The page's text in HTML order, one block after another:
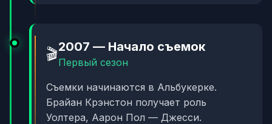
🎬2007 — Начало съемок
Первый сезон
Съемки начинаются в Альбукерке.
Брайан Крэнстон получает роль
Уолтера, Аарон Пол — Джесси.